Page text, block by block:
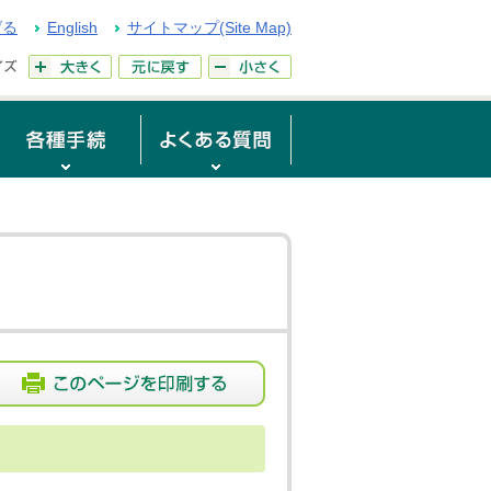
English サイトマップ(Site Map)